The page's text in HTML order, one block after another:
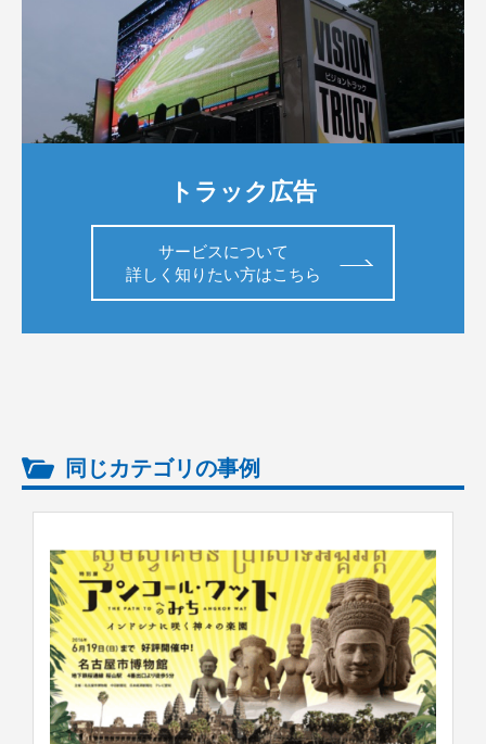
トラック広告
サービスについて
詳しく知りたい方はこちら
同じカテゴリの事例